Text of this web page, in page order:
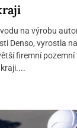
na výrobu
Denso, vyrostla
firemní